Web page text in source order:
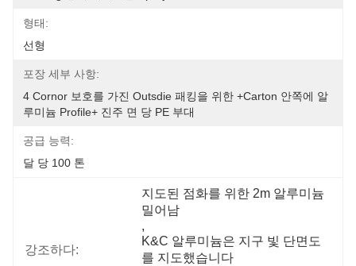
형태:
선형
포장 세부 사항:
4 Cornor 보호를 가진 Outsdie 패킹을 위한 +carton 안쪽에 알
루미늄 Profile+ 진주 면 당 PE 부대
공급 능력:
달 당 100 톤
강조하다:
지도된 점화를 위한 2m 알루미늄
밀어남
,
K&C 알루미늄은 지구 빛 단면도
를 지도했습니다